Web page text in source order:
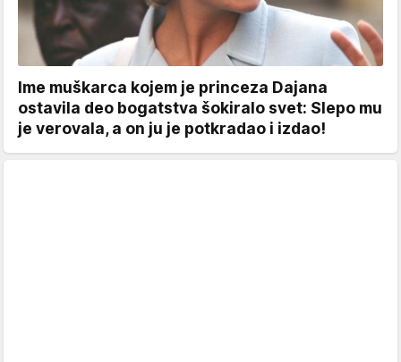
Ime muškarca kojem je princeza Dajana
ostavila deo bogatstva šokiralo svet: Slepo mu
je verovala, a on ju je potkradao i izdao!